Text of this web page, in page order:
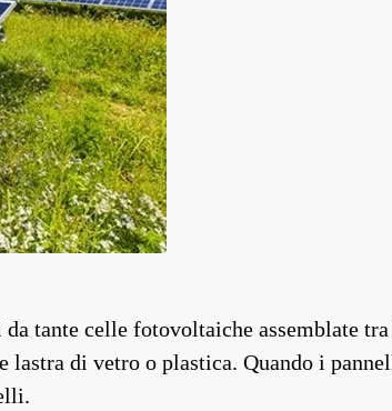
tante celle fotovoltaiche assemblate
di vetro o plastica. Quando i